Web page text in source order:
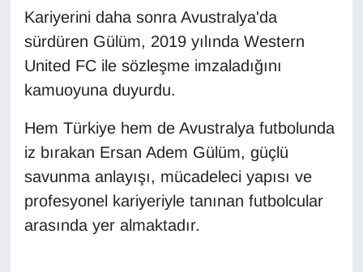
Kariyerini daha sonra Avustralya'da
sürdüren Gülüm, 2019 yılında Western
United FC ile sözleşme imzaladığını
kamuoyuna duyurdu.
Hem Türkiye hem de Avustralya futbolunda
iz bırakan Ersan Adem Gülüm, güçlü
savunma anlayışı, mücadeleci yapısı ve
profesyonel kariyeriyle tanınan futbolcular
arasında yer almaktadır.